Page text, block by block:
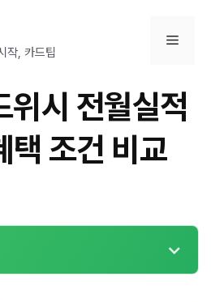
작, 카드팁
메
뉴
시 전월실적
택 조건 비교